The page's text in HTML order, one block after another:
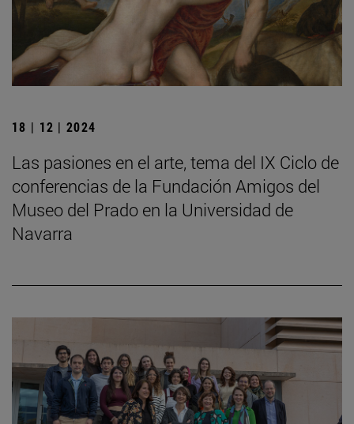
18 | 12 | 2024
Las pasiones en el arte, tema del IX Ciclo de
conferencias de la Fundación Amigos del
Museo del Prado en la Universidad de
Navarra